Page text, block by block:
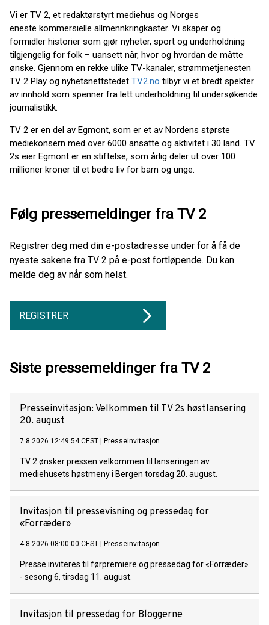
Vi er TV 2, et redaktørstyrt mediehus og Norges
eneste kommersielle allmennkringkaster. Vi skaper og
formidler historier som gjør nyheter, sport og underholdning
tilgjengelig for folk – uansett når, hvor og hvordan de måtte
ønske. Gjennom en rekke ulike TV-kanaler, strømmetjenesten
TV 2 Play og nyhetsnettstedet TV2.no tilbyr vi et bredt spekter
av innhold som spenner fra lett underholdning til undersøkende
journalistikk.
TV 2 er en del av Egmont, som er et av Nordens største
mediekonsern med over 6000 ansatte og aktivitet i 30 land. TV
2s eier Egmont er en stiftelse, som årlig deler ut over 100
millioner kroner til et bedre liv for barn og unge.
Følg pressemeldinger fra TV 2
Registrer deg med din e-postadresse under for å få de
nyeste sakene fra TV 2 på e-post fortløpende. Du kan
melde deg av når som helst.
REGISTRER
Siste pressemeldinger fra TV 2
Presseinvitasjon: Velkommen til TV 2s høstlansering
20. august
7.8.2026 12:49:54 CEST | Presseinvitasjon
TV 2 ønsker pressen velkommen til lanseringen av
mediehusets høstmeny i Bergen torsdag 20. august.
Invitasjon til pressevisning og pressedag for
«Forræder»
4.8.2026 08:00:00 CEST | Presseinvitasjon
Presse inviteres til førpremiere og pressedag for «Forræder»
- sesong 6, tirsdag 11. august.
Invitasjon til pressedag for Bloggerne